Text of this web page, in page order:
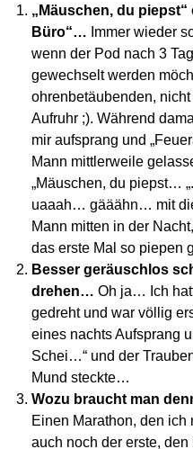
„Mäuschen, du
Büro“… Immer wieder
wenn der Pod nach 3
gewechselt werden
ohrenbetäubenden,
Aufruhr ;). Während
mir aufsprang und
Mann mittlerweile
„Mäuschen, du piepst…
uaaah… gääähn… mit
Mann mitten in der
das erste Mal so piepen
Besser geräuschlos
drehen… Oh ja… Ich
gedreht und war völlig
eines nachts Aufsprang
Schei…“ und der
Mund steckte…
Wozu braucht man
Einen Marathon, den ich
auch noch der erste,